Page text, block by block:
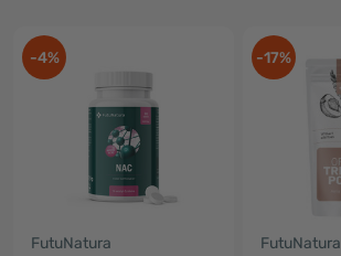
-4%
FutuNatura
-17%
FutuNatura